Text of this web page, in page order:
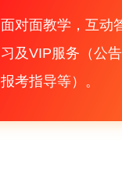
面对面教学，互动
习及VIP服务（公
报考指导等）。